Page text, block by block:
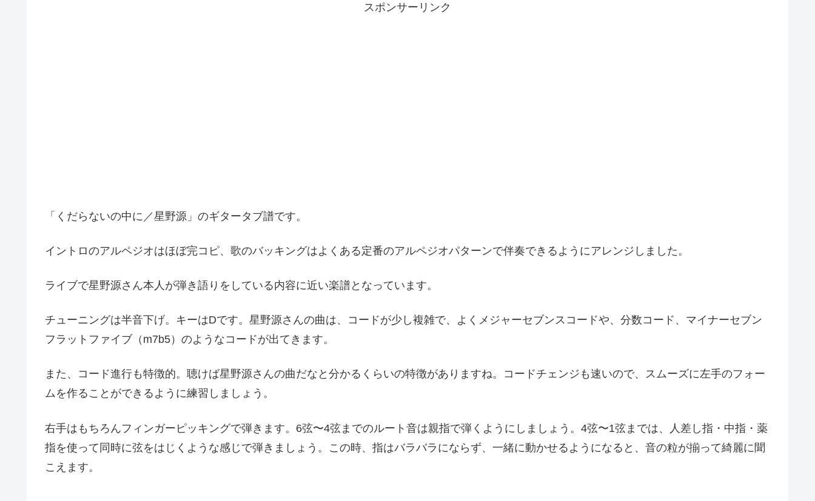
スポンサーリンク
「くだらないの中に／星野源」のギタータブ譜です。
イントロのアルペジオはほぼ完コピ、歌のバッキングはよくある定番のアルペジオパターンで伴奏できるようにアレンジしました。
ライブで星野源さん本人が弾き語りをしている内容に近い楽譜となっています。
チューニングは半音下げ。キーはDです。星野源さんの曲は、コードが少し複雑で、よくメジャーセブンスコードや、分数コード、マイナーセブン
フラットファイブ（m7b5）のようなコードが出てきます。
また、コード進行も特徴的。聴けば星野源さんの曲だなと分かるくらいの特徴がありますね。コードチェンジも速いので、スムーズに左手のフォー
ムを作ることができるように練習しましょう。
右手はもちろんフィンガーピッキングで弾きます。6弦〜4弦までのルート音は親指で弾くようにしましょう。4弦〜1弦までは、人差し指・中指・薬
指を使って同時に弦をはじくような感じで弾きましょう。この時、指はバラバラにならず、一緒に動かせるようになると、音の粒が揃って綺麗に聞
こえます。